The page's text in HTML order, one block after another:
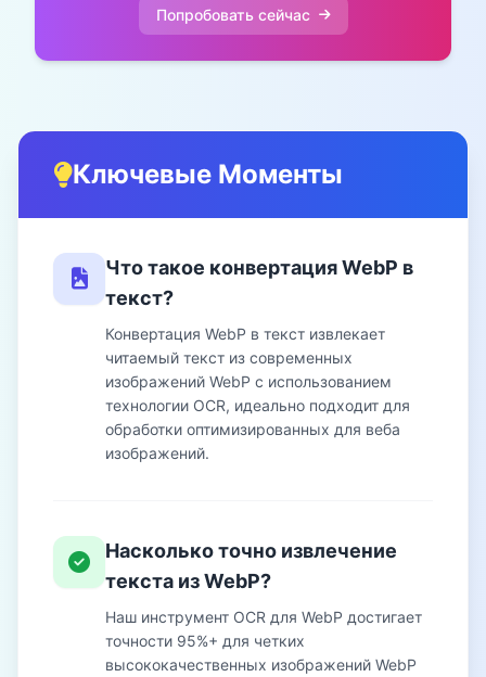
Попробовать сейчас
Ключевые Моменты
Что такое конвертация WebP в
текст?
Конвертация WebP в текст извлекает
читаемый текст из современных
изображений WebP с использованием
технологии OCR, идеально подходит для
обработки оптимизированных для веба
изображений.
Насколько точно извлечение
текста из WebP?
Наш инструмент OCR для WebP достигает
точности 95%+ для четких
высококачественных изображений WebP